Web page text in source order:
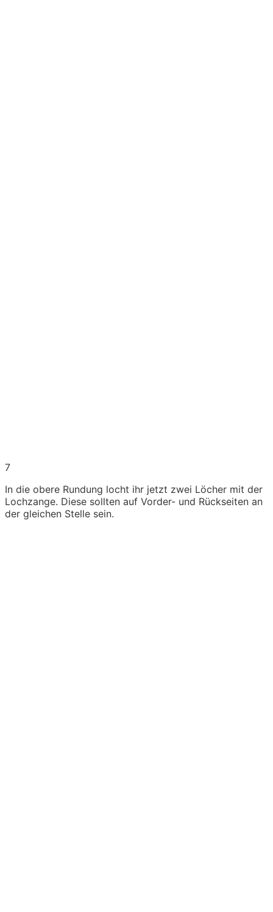
7
In die obere Rundung locht ihr jetzt zwei Löcher mit der
Lochzange. Diese sollten auf Vorder- und Rückseiten an
der gleichen Stelle sein.